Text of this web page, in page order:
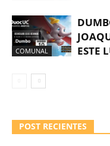
COMUNAL
ESTE
POST RECIENTES